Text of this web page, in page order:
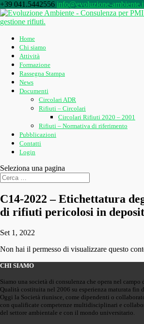
+39 041.5442556 info@evoluzione-
Home
Chi siamo
Attività
Formazione
Rassegna Stampa
News
Documenti
Circolari ADR
Rifiuti – Circolari
Circolari Rifiuti 2020 – 2001
Rifiuti – Normativa di riferimento
Pubblicazioni
Contatti
Login
Seleziona una pagina
C14-2022 – Etichettatura
di rifiuti pericolosi in
Set 1, 2022
Non hai il permesso di visualizzare questo
CHI SIAMO
Siamo una società di consulenza che opera nel campo
Qualità costituita nel 2006 su esperienza maturata fin
Oggi la Società riunisce, come dipendenti o
con qualificate competenze multidisciplinari e
del settore ambientale e con il mondo universitario.